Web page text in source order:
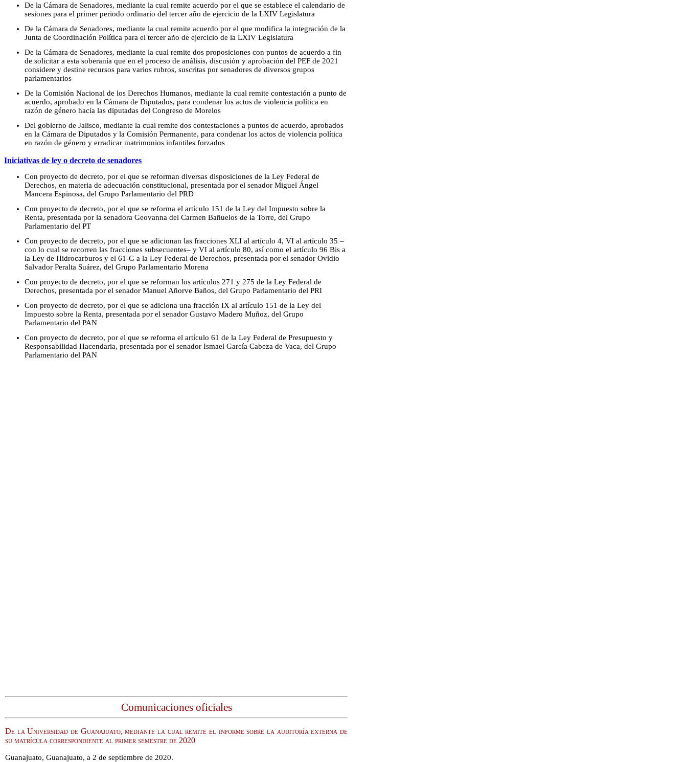
De la Cámara de Senadores, mediante la cual remite acuerdo por el que se establece el calendario de
sesiones para el primer periodo ordinario del tercer año de ejercicio de la LXIV Legislatura
De la Cámara de Senadores, mediante la cual remite acuerdo por el que modifica la integración de la
Junta de Coordinación Política para el tercer año de ejercicio de la LXIV Legislatura
De la Cámara de Senadores, mediante la cual remite dos proposiciones con puntos de acuerdo a fin
de solicitar a esta soberanía que en el proceso de análisis, discusión y aprobación del PEF de 2021
considere y destine recursos para varios rubros, suscritas por senadores de diversos grupos
parlamentarios
De la Comisión Nacional de los Derechos Humanos, mediante la cual remite contestación a punto de
acuerdo, aprobado en la Cámara de Diputados, para condenar los actos de violencia política en
razón de género hacia las diputadas del Congreso de Morelos
Del gobierno de Jalisco, mediante la cual remite dos contestaciones a puntos de acuerdo, aprobados
en la Cámara de Diputados y la Comisión Permanente, para condenar los actos de violencia política
en razón de género y erradicar matrimonios infantiles forzados
Iniciativas de ley o decreto de senadores
Con proyecto de decreto, por el que se reforman diversas disposiciones de la Ley Federal de
Derechos, en materia de adecuación constitucional, presentada por el senador Miguel Ángel
Mancera Espinosa, del Grupo Parlamentario del PRD
Con proyecto de decreto, por el que se reforma el artículo 151 de la Ley del Impuesto sobre la
Renta, presentada por la senadora Geovanna del Carmen Bañuelos de la Torre, del Grupo
Parlamentario del PT
Con proyecto de decreto, por el que se adicionan las fracciones XLI al artículo 4, VI al artículo 35 –
con lo cual se recorren las fracciones subsecuentes– y VI al artículo 80, así como el artículo 96 Bis a
la Ley de Hidrocarburos y el 61-G a la Ley Federal de Derechos, presentada por el senador Ovidio
Salvador Peralta Suárez, del Grupo Parlamentario Morena
Con proyecto de decreto, por el que se reforman los artículos 271 y 275 de la Ley Federal de
Derechos, presentada por el senador Manuel Añorve Baños, del Grupo Parlamentario del PRI
Con proyecto de decreto, por el que se adiciona una fracción IX al artículo 151 de la Ley del
Impuesto sobre la Renta, presentada por el senador Gustavo Madero Muñoz, del Grupo
Parlamentario del PAN
Con proyecto de decreto, por el que se reforma el artículo 61 de la Ley Federal de Presupuesto y
Responsabilidad Hacendaria, presentada por el senador Ismael García Cabeza de Vaca, del Grupo
Parlamentario del PAN
Comunicaciones oficiales
De la Universidad de Guanajuato, mediante la cual remite el informe sobre la auditoría externa de
su matrícula correspondiente al primer semestre de 2020
Guanajuato, Guanajuato, a 2 de septiembre de 2020.